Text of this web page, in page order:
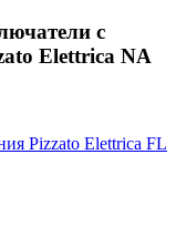
с
Elettrica NA